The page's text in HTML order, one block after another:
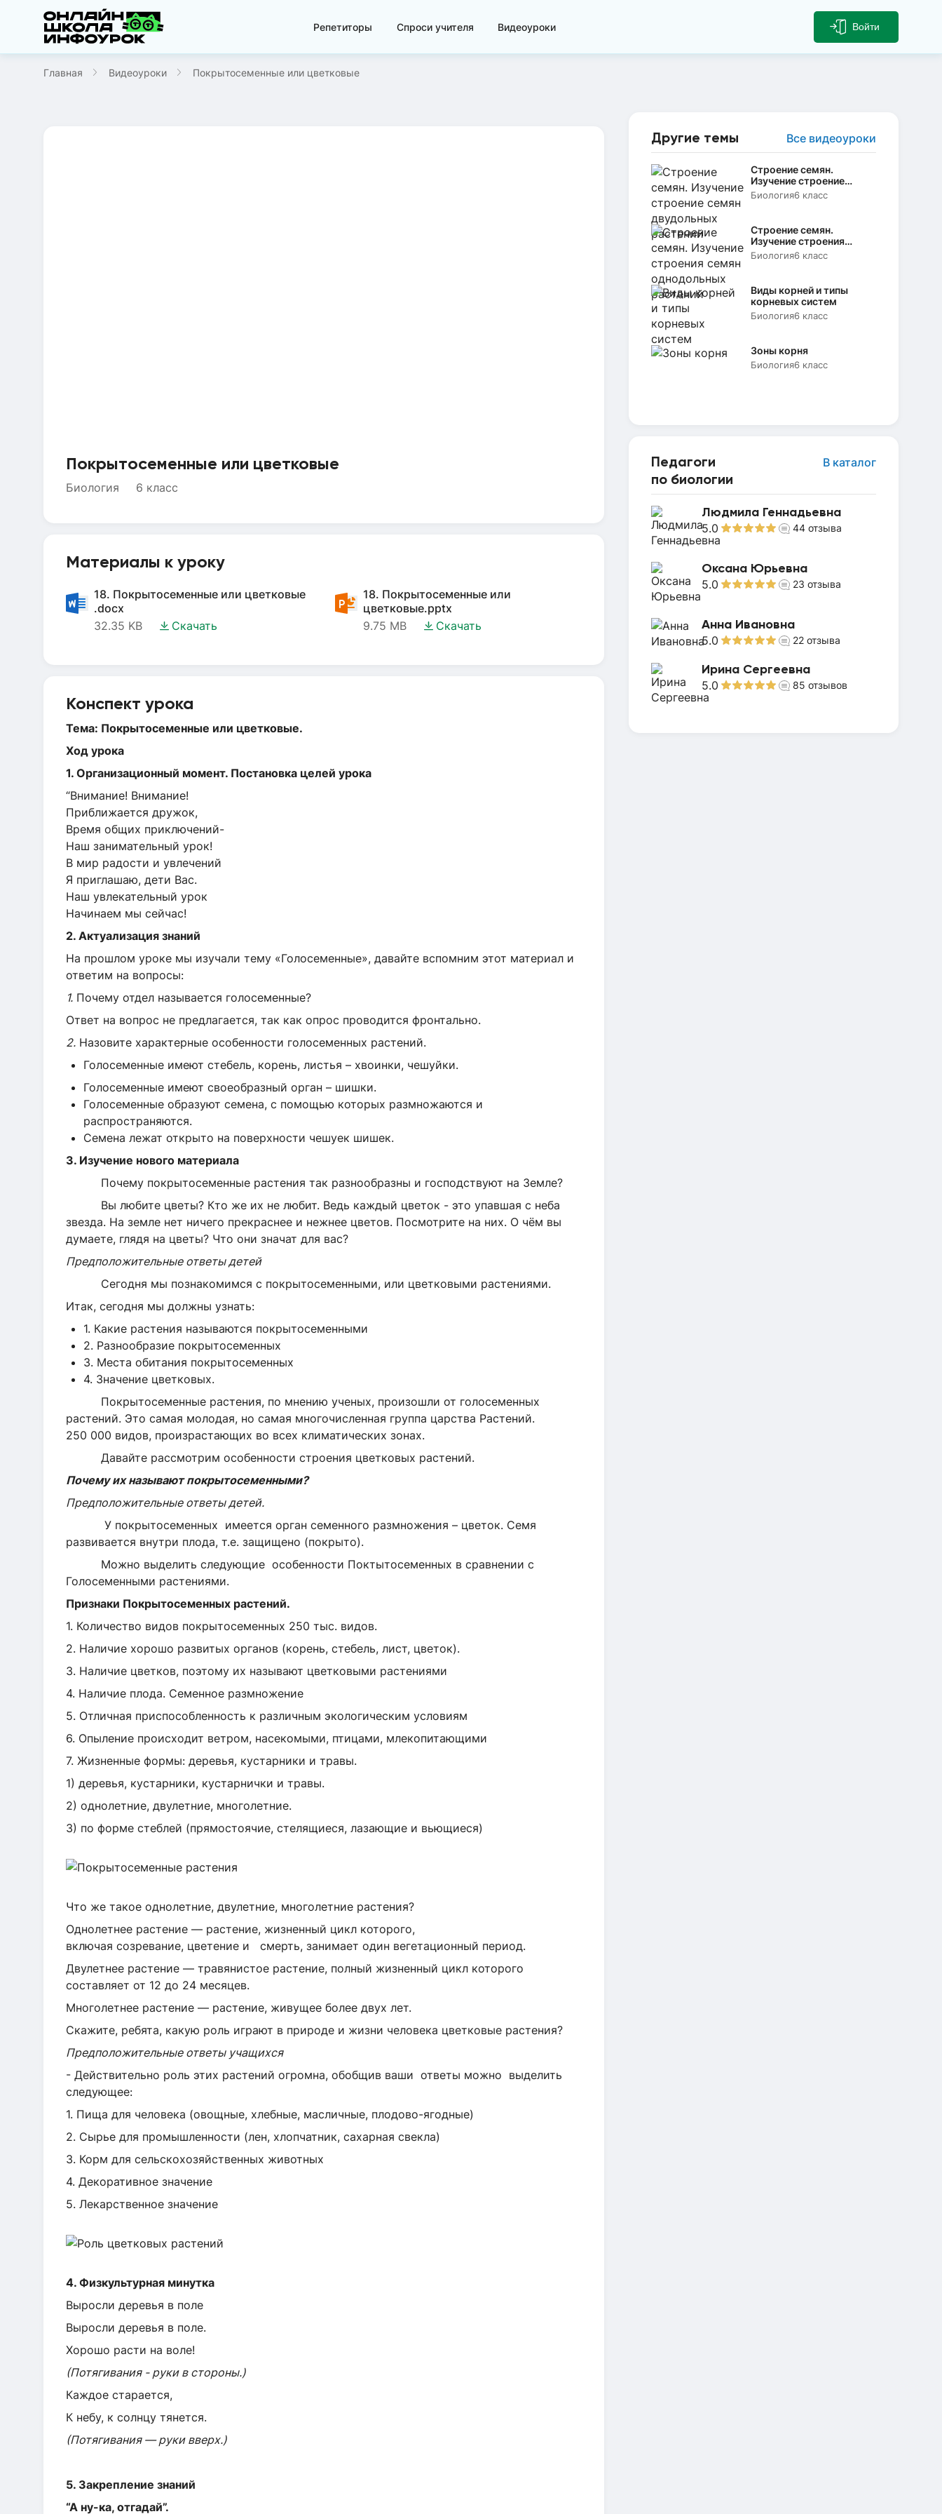
Репетиторы Спроси учителя Видеоуроки Войти
Главная Видеоуроки Покрытосеменные или цветковые
Другие темы Все видеоуроки
Строение семян.
Изучение строение
семян двудольных
Биология6 класс
Строение семян.
Изучение строения
семян однодольных
Биология6 класс
Виды корней и типы
корневых систем
Биология6 класс
Зоны корня
Биология6 класс
Педагоги
по биологии
В каталог
Людмила Геннадьевна
5.0 44 отзыва
Оксана Юрьевна
5.0 23 отзыва
Анна Ивановна
5.0 22 отзыва
Ирина Сергеевна
5.0 85 отзывов
Покрытосеменные или цветковые
Биология 6 класс
Материалы к уроку
18. Покрытосеменные или цветковые
.docx
32.35 KB
Скачать
18. Покрытосеменные или
цветковые.pptx
9.75 MB
Скачать
Конспект урока
Тема: Покрытосеменные или цветковые.
Ход урока
1. Организационный момент. Постановка целей урока
“Внимание! Внимание!
Приближается дружок,
Время общих приключений-
Наш занимательный урок!
В мир радости и увлечений
Я приглашаю, дети Вас.
Наш увлекательный урок
Начинаем мы сейчас!
2. Актуализация знаний
На прошлом уроке мы изучали тему «Голосеменные», давайте вспомним этот материал и
ответим на вопросы:
1. Почему отдел называется голосеменные?
Ответ на вопрос не предлагается, так как опрос проводится фронтально.
2. Назовите характерные особенности голосеменных растений.
Голосеменные имеют стебель, корень, листья – хвоинки, чешуйки.
Голосеменные имеют своеобразный орган – шишки.
Голосеменные образуют семена, с помощью которых размножаются и
распространяются.
Семена лежат открыто на поверхности чешуек шишек.
3. Изучение нового материала
Почему покрытосеменные растения так разнообразны и господствуют на Земле?
Вы любите цветы? Кто же их не любит. Ведь каждый цветок - это упавшая с неба
звезда. На земле нет ничего прекраснее и нежнее цветов. Посмотрите на них. О чём вы
думаете, глядя на цветы? Что они значат для вас?
Предположительные ответы детей
Сегодня мы познакомимся с покрытосеменными, или цветковыми растениями.
Итак, сегодня мы должны узнать:
1. Какие растения называются покрытосеменными
2. Разнообразие покрытосеменных
3. Места обитания покрытосеменных
4. Значение цветковых.
Покрытосеменные растения, по мнению ученых, произошли от голосеменных
растений. Это самая молодая, но самая многочисленная группа царства Растений.
250 000 видов, произрастающих во всех климатических зонах.
Давайте рассмотрим особенности строения цветковых растений.
Почему их называют покрытосеменными?
Предположительные ответы детей.
У покрытосеменных имеется орган семенного размножения – цветок. Семя
развивается внутри плода, т.е. защищено (покрыто).
Можно выделить следующие особенности Поктытосеменных в сравнении с
Голосеменными растениями.
Признаки Покрытосеменных растений.
1. Количество видов покрытосеменных 250 тыс. видов.
2. Наличие хорошо развитых органов (корень, стебель, лист, цветок).
3. Наличие цветков, поэтому их называют цветковыми растениями
4. Наличие плода. Семенное размножение
5. Отличная приспособленность к различным экологическим условиям
6. Опыление происходит ветром, насекомыми, птицами, млекопитающими
7. Жизненные формы: деревья, кустарники и травы.
1) деревья, кустарники, кустарнички и травы.
2) однолетние, двулетние, многолетние.
3) по форме стеблей (прямостоячие, стелящиеся, лазающие и вьющиеся)
Что же такое однолетние, двулетние, многолетние растения?
Однолетнее растение — растение, жизненный цикл которого,
включая созревание, цветение и смерть, занимает один вегетационный период.
Двулетнее растение — травянистое растение, полный жизненный цикл которого
составляет от 12 до 24 месяцев.
Многолетнее растение — растение, живущее более двух лет.
Скажите, ребята, какую роль играют в природе и жизни человека цветковые растения?
Предположительные ответы учащихся
- Действительно роль этих растений огромна, обобщив ваши ответы можно выделить
следующее:
1. Пища для человека (овощные, хлебные, масличные, плодово-ягодные)
2. Сырье для промышленности (лен, хлопчатник, сахарная свекла)
3. Корм для сельскохозяйственных животных
4. Декоративное значение
5. Лекарственное значение
4. Физкультурная минутка
Выросли деревья в поле
Выросли деревья в поле.
Хорошо расти на воле!
(Потягивания - руки в стороны.)
Каждое старается,
К небу, к солнцу тянется.
(Потягивания — руки вверх.)
5. Закрепление знаний
“А ну-ка, отгадай”.